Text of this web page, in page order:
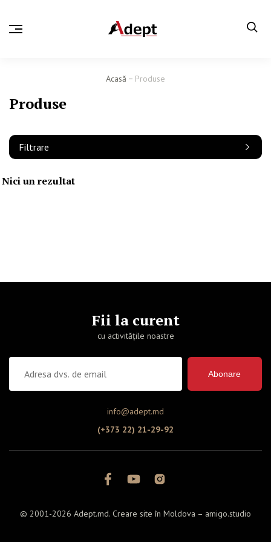
Acasă Produse
Produse
Filtrare
Nici un rezultat
Fii la curent
cu activitățile noastre
Abonare
info@adept.md
(+373 22) 21-29-92
© 2001-2026 Adept.md. Creare site în Moldova – amigo.studio